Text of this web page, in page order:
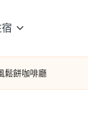
鬆餅咖啡廳